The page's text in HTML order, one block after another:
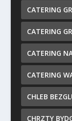
CATERING
CATERING
CATERING
CATERING
CHLEB
CHRZTY